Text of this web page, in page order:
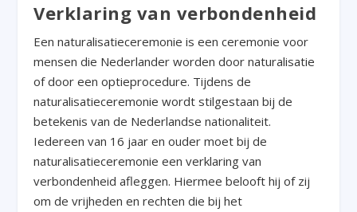
Verklaring van verbondenheid
Een naturalisatieceremonie is een ceremonie voor
mensen die Nederlander worden door naturalisatie
of door een optieprocedure. Tijdens de
naturalisatieceremonie wordt stilgestaan bij de
betekenis van de Nederlandse nationaliteit.
Iedereen van 16 jaar en ouder moet bij de
naturalisatieceremonie een verklaring van
verbondenheid afleggen. Hiermee belooft hij of zij
om de vrijheden en rechten die bij het